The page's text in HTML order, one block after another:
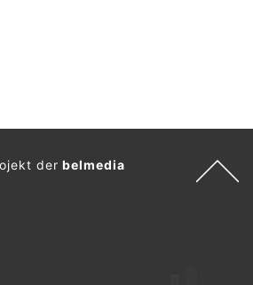
derbelmedia